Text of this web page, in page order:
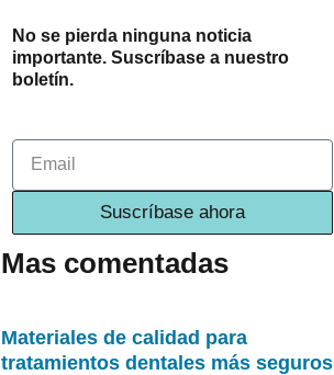
No se pierda ninguna noticia
importante. Suscríbase a nuestro
boletín.
Suscríbase ahora
Mas comentadas
Materiales de calidad para
tratamientos dentales más seguros